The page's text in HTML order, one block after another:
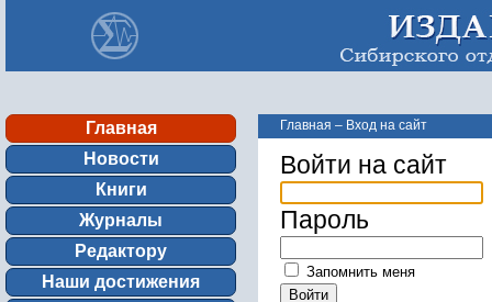
Главная
Новости
Книги
Журналы
Редактору
Наши достижения
Главная – Вход на сайт
Войти на сайт
Пароль
Запомнить меня